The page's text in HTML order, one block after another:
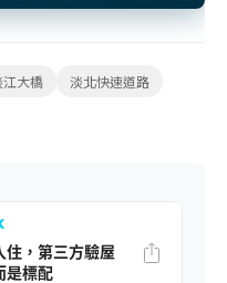
江大橋
淡北快速道路